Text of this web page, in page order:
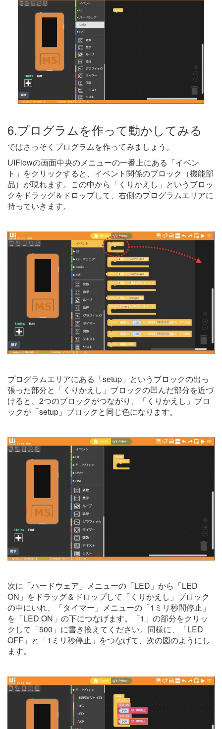
6.プログラムを作って動かしてみる
ではさっそくプログラムを作ってみましょう。
UIFlowの画面中央のメニューの一番上にある「イベン
ト」をクリックすると、イベント関係のブロック（機能部
品）が現れます。この中から「くりかえし」というブロッ
クをドラッグ＆ドロップして、右側のプログラムエリアに
持っていきます。
プログラムエリアにある「setup」というブロックの出っ
張った部分と「くりかえし」ブロックの凹んだ部分を近づ
けると、2つのブロックがつながり、「くりかえし」ブロ
ックが「setup」ブロックと同じ色になります。
次に「ハードウェア」メニューの「LED」から「LED
ON」をドラッグ＆ドロップして「くりかえし」ブロック
の中にいれ、「タイマー」メニューの「1ミリ秒間停止」
を「LED ON」の下につなげます。「1」の部分をクリッ
クして「500」に書き換えてください。同様に、「LED
OFF」と「1ミリ秒停止」をつなげて、次の図のようにし
ます。